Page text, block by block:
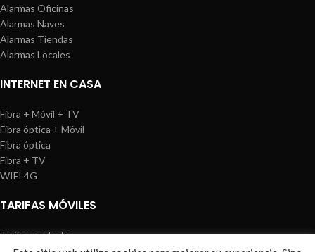
Alarmas Oficinas
Alarmas Naves
Alarmas Tiendas
Alarmas Locales
INTERNET EN CASA
Fibra + Móvil + TV
Fibra óptica + Móvil
Fibra óptica
Fibra + TV
WIFI 4G
TARIFAS MÓVILES
Tarifas contrato